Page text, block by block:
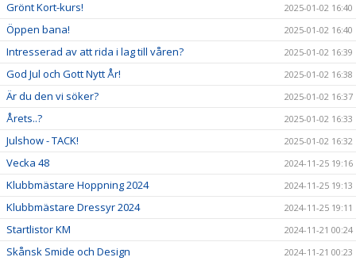
Grönt Kort-kurs! 2025-01-02 16:40
Öppen bana! 2025-01-02 16:40
Intresserad av att rida i lag till våren? 2025-01-02 16:39
God Jul och Gott Nytt År! 2025-01-02 16:38
Är du den vi söker? 2025-01-02 16:37
Årets..? 2025-01-02 16:33
Julshow - TACK! 2025-01-02 16:32
Vecka 48 2024-11-25 19:16
Klubbmästare Hoppning 2024 2024-11-25 19:13
Klubbmästare Dressyr 2024 2024-11-25 19:11
Startlistor KM 2024-11-21 00:24
Skånsk Smide och Design 2024-11-21 00:23